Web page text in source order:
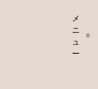
メ
ニ
ュ
ー